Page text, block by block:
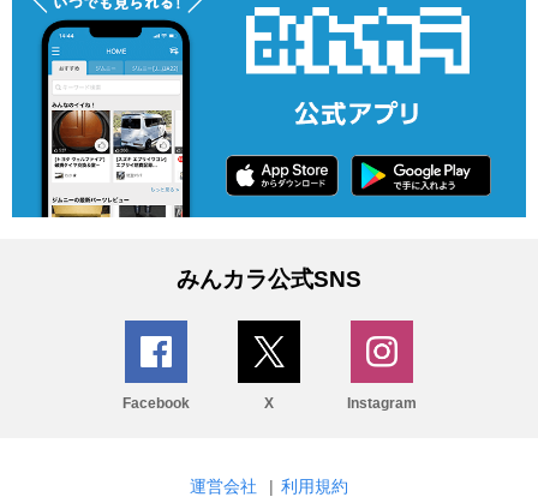
みんカラ公式SNS
Facebook X Instagram
運営会社 | 利用規約